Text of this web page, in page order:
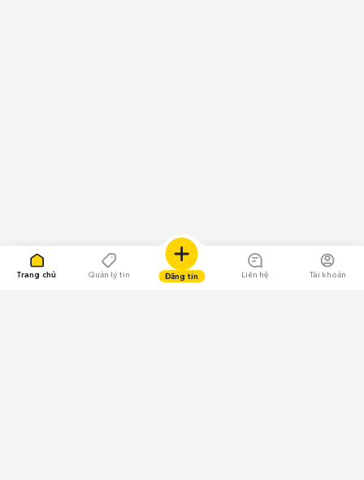
Trang chủ Quản lý tin Đăng tin Liên hệ Tài khoản